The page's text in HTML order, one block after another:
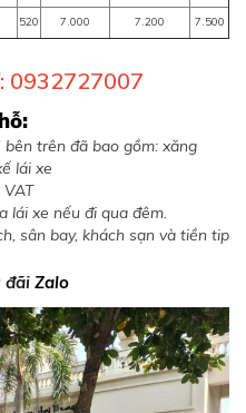
520 7.000 7.200 7.500
0932727007
trên đã bao gồm: xăng
lái xe
lái xe nếu đi qua đêm.
sân bay, khách sạn và tiền tip
đãi Zalo